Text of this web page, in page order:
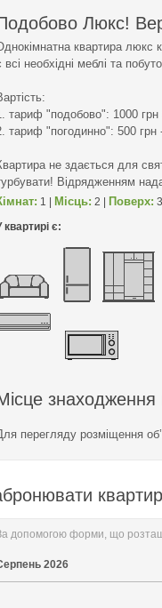
Люкс!
квартира люкс
всі необхідні меблі та
тариф "подобово": 1000 грн
тариф "погодинно": 500 грн
не здається для
Відрядженням
1 | Місць: 2 | Поверх:
квартирі є:
знаходження
перегляду розміщення
допомогою форми, що
2026